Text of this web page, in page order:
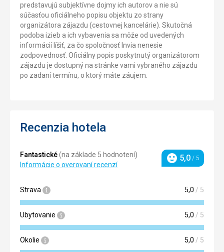
predstavujú subjektívne dojmy ich autorov a nie sú
súčasťou oficiálneho popisu objektu zo strany
organizátora zájazdu (cestovnej kancelárie). Skutočná
podoba izieb a ich vybavenia sa môže od uvedených
informácií líšiť, za čo spoločnosť Invia nenesie
zodpovednosť. Oficiálny popis poskytnutý organizátorom
zájazdu je dostupný na stránke vami vybraného zájazdu
po zadaní termínu, o ktorý máte záujem.
Recenzia hotela
Fantastické(na základe 5 hodnotení)
Informácie o overovaní recenzí
Hodnotenie
5,0 / 5
Strava 5,0 / 5
Ubytovanie 5,0 / 5
Okolie 5,0 / 5